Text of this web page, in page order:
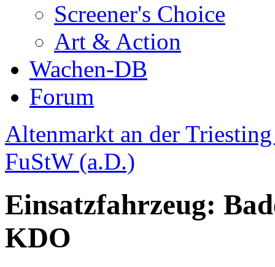
Screener's Choice
Art & Action
Wachen-DB
Forum
Altenmarkt an der
FuStW (a.D.)
Einsatzfahrzeug:
KDO